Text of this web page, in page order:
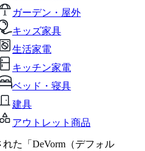
ガーデン・屋外
キッズ家具
生活家電
キッチン家電
ベッド・寝具
建具
アウトレット商品
た「DeVorm（デフォル